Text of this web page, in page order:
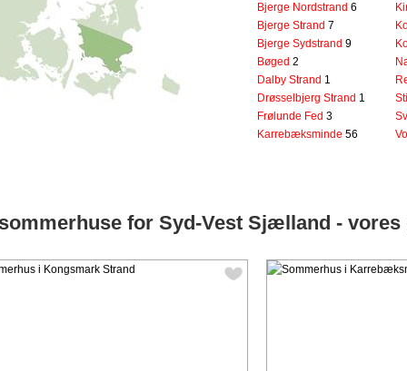
Bjerge Nordstrand 6
Bjerge Strand 7
Bjerge Sydstrand 9
Bøged 2
Dalby Strand 1
Drøsselbjerg Strand 1
Frølunde Fed 3
Karrebæksminde 56
for Syd-Vest Sjælland -